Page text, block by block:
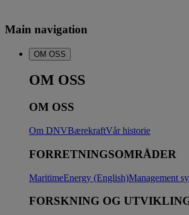
Main navigation
OM OSS
OM OSS
OM OSS
Om DNVBærekraftVår historie
FORRETNINGSOMRÅDER
MaritimeEnergy (English)Management
FORSKNING OG